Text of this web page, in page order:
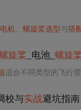
电机、 螺旋桨选型与搭
旋桨 _电池_ 螺旋
适合不同类型的飞行
校与实战避坑指南